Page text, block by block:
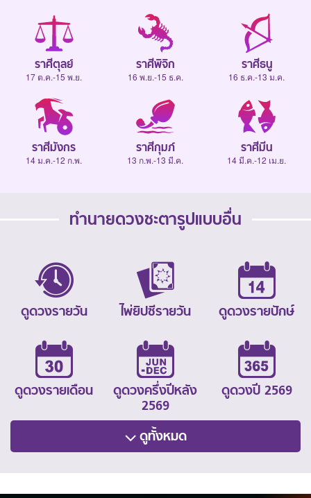
ราศีตุลย์
17 ต.ค.-15 พ.ย.
ราศีพิจิก
16 พ.ย.-15 ธ.ค.
ราศีธนู
16 ธ.ค.-13 ม.ค.
ราศีมังกร
14 ม.ค.-12 ก.พ.
ราศีกุมภ์
13 ก.พ.-13 มี.ค.
ราศีมีน
14 มี.ค.-12 เม.ย.
ทำนายดวงชะตารูปแบบอื่น
ดูดวงรายวัน ไพ่ยิปซีรายวัน ดูดวงรายปักษ์
ดูดวงรายเดือน
ดูดวงครึ่งปีหลัง
2569
ดูดวงปี 2569
ดูทั้งหมด